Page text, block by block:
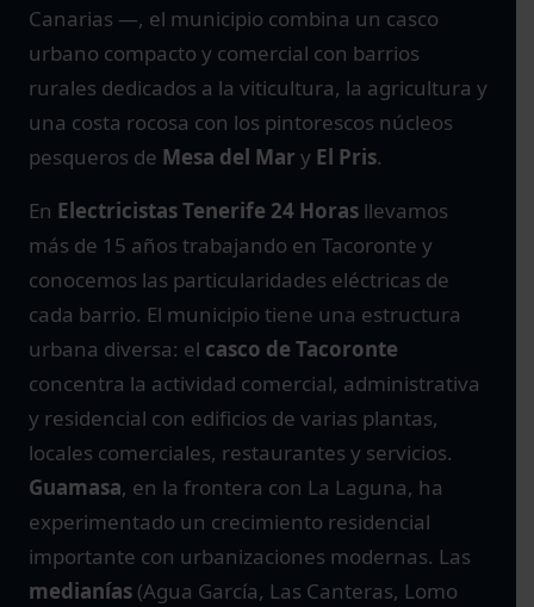
Canarias —, el municipio combina un casco
urbano compacto y comercial con barrios
rurales dedicados a la viticultura, la agricultura y
una costa rocosa con los pintorescos núcleos
pesqueros de Mesa del Mar y El Pris.
En Electricistas Tenerife 24 Horas llevamos
más de 15 años trabajando en Tacoronte y
conocemos las particularidades eléctricas de
cada barrio. El municipio tiene una estructura
urbana diversa: el casco de Tacoronte
concentra la actividad comercial, administrativa
y residencial con edificios de varias plantas,
locales comerciales, restaurantes y servicios.
Guamasa, en la frontera con La Laguna, ha
experimentado un crecimiento residencial
importante con urbanizaciones modernas. Las
medianías (Agua García, Las Canteras, Lomo